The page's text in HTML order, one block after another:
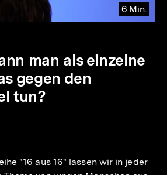
6 Min.
man als einzelne
gegen den
tun?
"16 aus 16" lassen wir in jeder